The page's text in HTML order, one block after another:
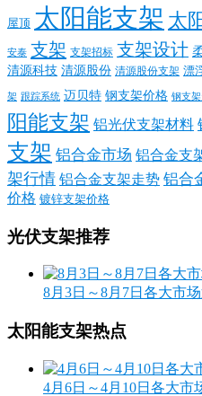
屋顶 太阳能支架 太
安泰 支架 支架招标 支架设计
清源科技 清源股份 清源股份支架 漂
架 跟踪系统 迈贝特 钢支架价格 钢支
阳能支架 铝光伏支架材料
支架 铝合金市场 铝合金支
架行情 铝合金支架走势 铝合
价格 镀锌支架价格
光伏支架推荐
8月3日～8月7日各大市
太阳能支架热点
4月6日～4月10日各大市